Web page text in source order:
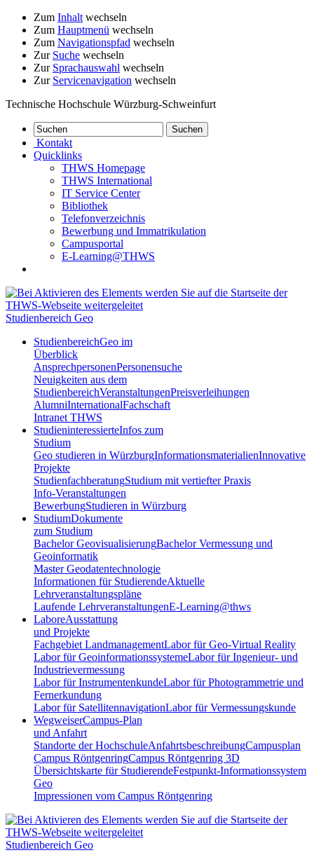
Zum Inhalt wechseln
Zum Hauptmenü wechseln
Zum Navigationspfad wechseln
Zur Suche wechseln
Zur Sprachauswahl wechseln
Zur Servicenavigation wechseln
Technische Hochschule Würzburg-Schweinfurt
Kontakt
Quicklinks
THWS Homepage
THWS International
IT Service Center
Bibliothek
Telefonverzeichnis
Bewerbung und Immatrikulation
Campusportal
E-Learning@THWS
Studienbereich Geo
StudienbereichGeo im
Überblick
AnsprechpersonenPersonensuche
Neuigkeiten aus dem
StudienbereichVeranstaltungenPreisverleihungen
AlumniInternationalFachschaft
Intranet THWS
StudieninteressierteInfos zum
Studium
Geo studieren in WürzburgInformationsmaterialienInnovative
Projekte
StudienfachberatungStudium mit vertiefter Praxis
Info-Veranstaltungen
BewerbungStudieren in Würzburg
StudiumDokumente
zum Studium
Bachelor GeovisualisierungBachelor Vermessung und
Geoinformatik
Master Geodatentechnologie
Informationen für StudierendeAktuelle
Lehrveranstaltungspläne
Laufende LehrveranstaltungenE-Learning@thws
LaboreAusstattung
und Projekte
Fachgebiet LandmanagementLabor für Geo-Virtual Reality
Labor für GeoinformationssystemeLabor für Ingenieur- und
Industrievermessung
Labor für InstrumentenkundeLabor für Photogrammetrie und
Fernerkundung
Labor für SatellitennavigationLabor für Vermessungskunde
WegweiserCampus-Plan
und Anfahrt
Standorte der HochschuleAnfahrtsbeschreibungCampusplan
Campus RöntgenringCampus Röntgenring 3D
Übersichtskarte für StudierendeFestpunkt-Informationssystem
Geo
Impressionen vom Campus Röntgenring
Studienbereich Geo